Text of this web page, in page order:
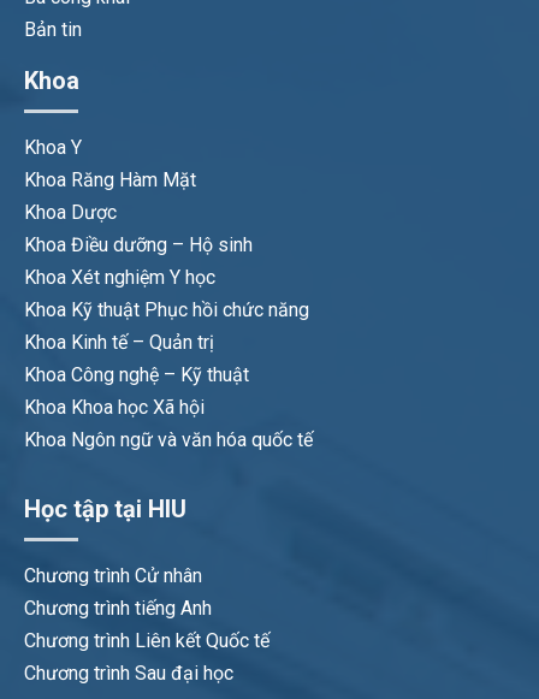
Bản tin
Khoa
Khoa Y
Khoa Răng Hàm Mặt
Khoa Dược
Khoa Điều dưỡng – Hộ sinh
Khoa Xét nghiệm Y học
Khoa Kỹ thuật Phục hồi chức năng
Khoa Kinh tế – Quản trị
Khoa Công nghệ – Kỹ thuật
Khoa Khoa học Xã hội
Khoa Ngôn ngữ và văn hóa quốc tế
Học tập tại HIU
Chương trình Cử nhân
Chương trình tiếng Anh
Chương trình Liên kết Quốc tế
Chương trình Sau đại học